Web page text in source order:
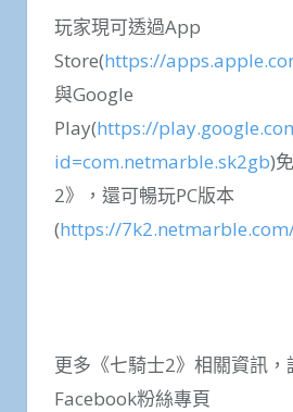
玩家現可透過App
Store(https://
與Google
Play(https://
id=com.netmarble.sk2gb)
2》，還可暢玩PC版本
(https://
更多《七騎士2》相關資訊，
Facebook粉絲專頁